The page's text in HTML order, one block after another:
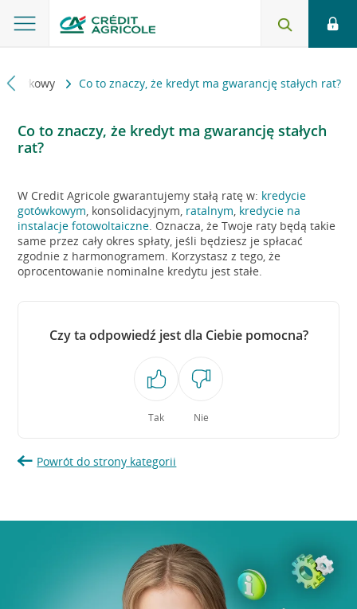
Co to znaczy, że kredyt ma gwarancję stałych rat?
Co to znaczy, że kredyt ma gwarancję stałych
rat?
W Credit Agricole gwarantujemy stałą ratę w: kredycie
gotówkowym, konsolidacyjnym, ratalnym, kredycie na
instalacje fotowoltaiczne. Oznacza, że Twoje raty będą takie
same przez cały okres spłaty, jeśli będziesz je spłacać
zgodnie z harmonogramem. Korzystasz z tego, że
oprocentowanie nominalne kredytu jest stałe.
Czy ta odpowiedź jest dla Ciebie pomocna?
Tak Nie
Powrót do strony kategorii